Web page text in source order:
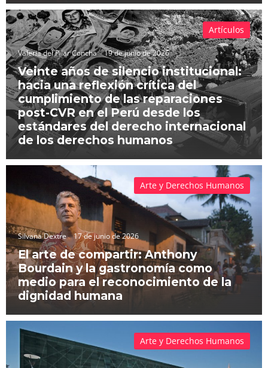
Valeria del Pilar Concha 19 de junio de 2026
Veinte años de silencio institucional:
hacia una reflexión crítica del
cumplimiento de las reparaciones
post-CVR en el Perú desde los
estándares del derecho internacional
de los derechos humanos
Artículos
Silvana Dextre 17 de junio de 2026
El arte de compartir: Anthony
Bourdain y la gastronomía como
medio para el reconocimiento de la
dignidad humana
Arte y Derechos Humanos
Arte y Derechos Humanos